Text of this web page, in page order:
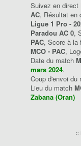
Suivez en
AC, Résultat en
Ligue 1 Pro -
Paradou AC 0,
PAC, Score à la
MCO - PAC,
Date du match
mars 2024.
Coup d'envoi du
Lieu du match
Zabana (Oran)
::